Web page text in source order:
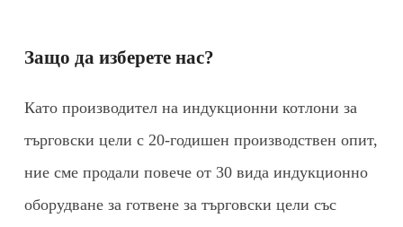
Защо да изберете нас?
Като производител на индукционни котлони за
търговски цели с 20-годишен производствен опит,
ние сме продали повече от 30 вида индукционно
оборудване за готвене за търговски цели със